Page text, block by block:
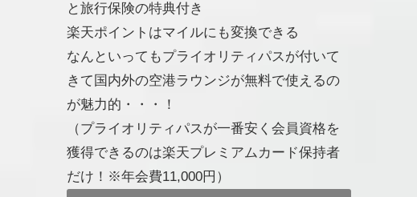
と旅行保険の特典付き
楽天ポイントはマイルにも変換できる
なんといってもプライオリティパスが付いて
きて国内外の空港ラウンジが無料で使えるの
が魅力的・・・！
（プライオリティパスが一番安く会員資格を
獲得できるのは楽天プレミアムカード保持者
だけ！※年会費11,000円）